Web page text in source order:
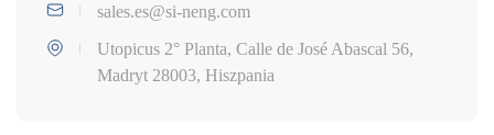
sales.es@si-neng.com
Utopicus 2° Planta, Calle de José Abascal 56,
Madryt 28003, Hiszpania